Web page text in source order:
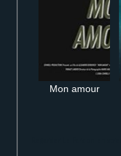
Mon amour